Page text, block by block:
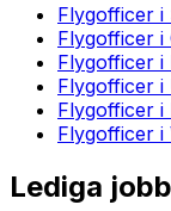
Flygofficer i
Flygofficer i
Flygofficer i
Flygofficer i
Flygofficer i
Flygofficer i
Lediga